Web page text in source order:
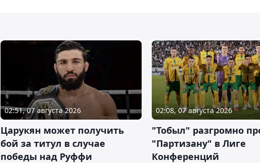
02:51, 07 августа 2026
Царукян может получить
бой за титул в случае
победы над Руффи
02:08, 07 августа 2026
"Тобыл" разгромно
"Партизану" в Лиге
Конференций